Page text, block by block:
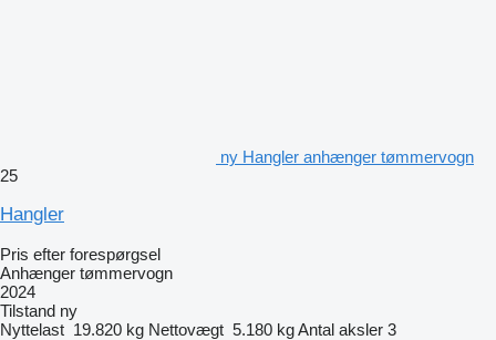
ny Hangler anhænger tømmervogn
25
Hangler
Pris efter forespørgsel
Anhænger tømmervogn
2024
Tilstand ny
Nyttelast 19.820 kg Nettovægt 5.180 kgAntal aksler 3